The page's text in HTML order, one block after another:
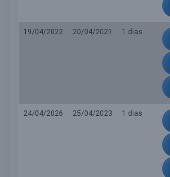
19/04/2022 20/04/2021
1 dias
24/04/2026 25/04/2023
1 dias